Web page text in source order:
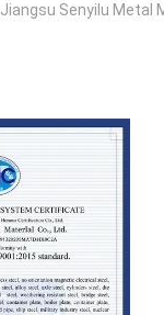
Jiangsu Senyilu Metal